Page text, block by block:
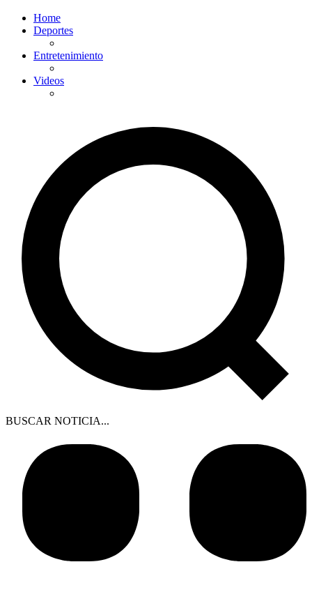
Home
Deportes
Entretenimiento
Videos
BUSCAR NOTICIA...